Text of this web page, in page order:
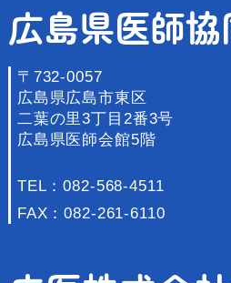
広島県医師
〒732-0057
広島県広島市東区
二葉の里3丁目2番3号
広島県医師会館5階
TEL：082-568-4511
FAX：082-261-6110